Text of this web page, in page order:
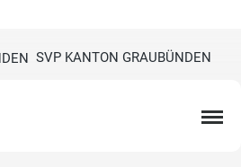
SVP KANTON GRAUBÜNDEN